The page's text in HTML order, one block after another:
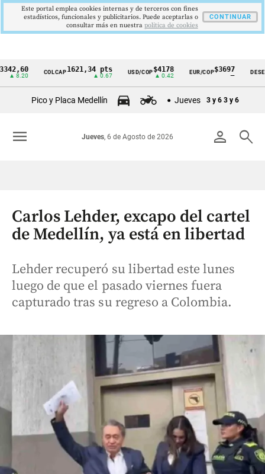
Cintillo
Colombia
COLCAP1621,34 pts USD/COP$4178
▲ 0.42
EUR/COP$3697
—
DESEMPLEO
Pico y Placa Medellín Jueves 3 y 6 3 y 6
person search
Jueves, 6 de Agosto de 2026
menu
Carlos Lehder, excapo del cartel
de Medellín, ya está en libertad
Lehder recuperó su libertad este lunes
luego de que el pasado viernes fuera
capturado tras su regreso a Colombia.
Este portal emplea cookies internas y de terceros con fines
estadísticos, funcionales y publicitarios. Puede aceptarlas o
consultar más en nuestra politica de cookies
CONTINUAR